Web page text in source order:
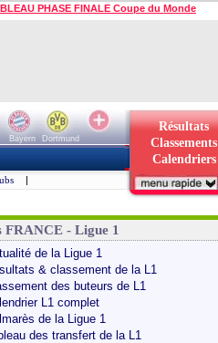
PHASE FINALE Coupe du Monde
Bayern
Dortmund
Résultats
Classements
Calendriers
|
FRANCE - Ligue 1
de la Ligue 1
& classement de la L1
des buteurs de L1
L1 complet
de la Ligue 1
des transfert de la L1